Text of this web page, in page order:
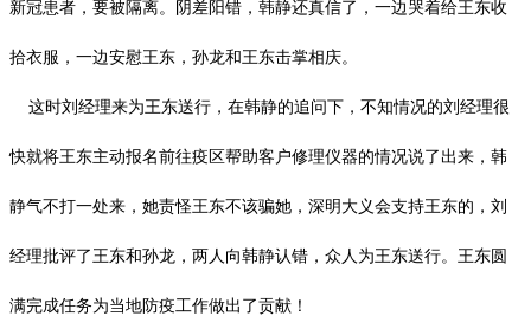
新冠患者，要被隔离。阴差阳错，韩静还真信了，一边哭着给王东收
拾衣服，一边安慰王东，孙龙和王东击掌相庆。
这时刘经理来为王东送行，在韩静的追问下，不知情况的刘经理很
快就将王东主动报名前往疫区帮助客户修理仪器的情况说了出来，韩
静气不打一处来，她责怪王东不该骗她，深明大义会支持王东的，刘
经理批评了王东和孙龙，两人向韩静认错，众人为王东送行。王东圆
满完成任务为当地防疫工作做出了贡献！